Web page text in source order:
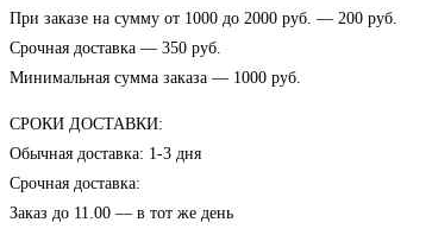
При заказе на сумму от 1000 до 2000 руб. — 200 руб.
Срочная доставка — 350 руб.
Минимальная сумма заказа — 1000 руб.
СРОКИ ДОСТАВКИ:
Обычная доставка: 1-3 дня
Срочная доставка:
Заказ до 11.00 — в тот же день